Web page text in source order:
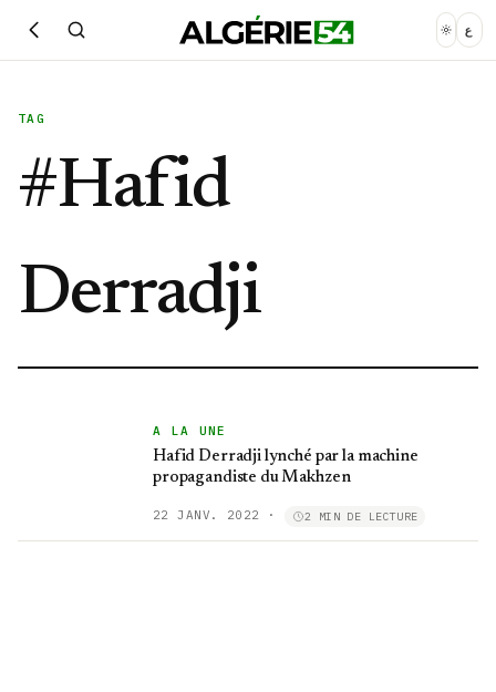
ع
TAG
#Hafid
Derradji
A LA UNE
Hafid Derradji lynché par la machine
propagandiste du Makhzen
22 JANV. 2022 · 2 MIN DE LECTURE